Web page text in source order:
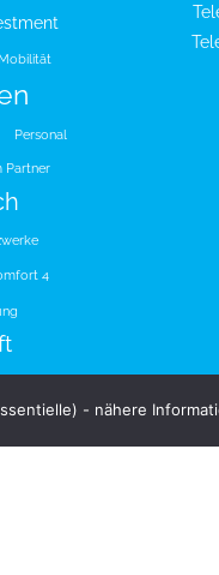
Mobilität
Personal
Partner
4
- nähere